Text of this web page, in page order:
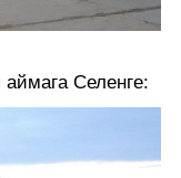
аймага Селенге: